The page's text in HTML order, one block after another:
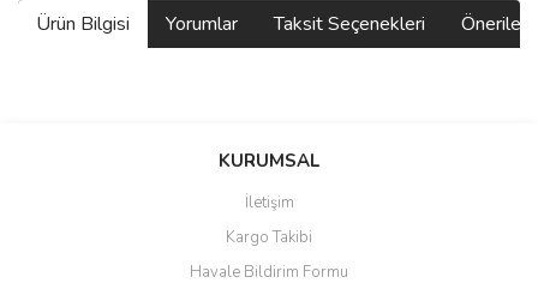
Ürün Bilgisi Yorumlar Taksit Seçenekleri
Bu ürüne ilk yorumu siz yapın!
Ürün resmi kalitesiz, bozuk veya görüntülenemiyor.
Ürün açıklamasında eksik bilgiler bulunuyor.
KURUMSAL
İletişim
Kargo Takibi
Havale Bildirim Formu